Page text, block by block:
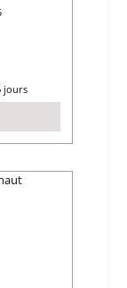
jours